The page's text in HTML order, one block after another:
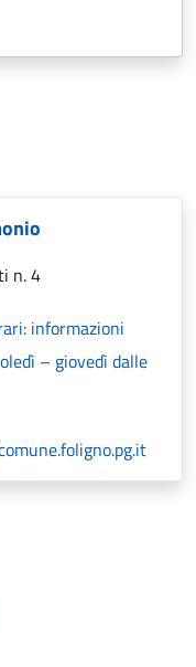
n. 4
informazioni
– giovedì dalle